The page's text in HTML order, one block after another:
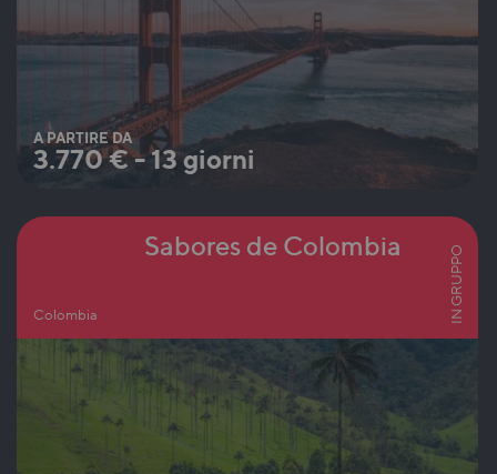
A PARTIRE DA
3.770€-13 giorni
Colombia
Sabores de Colombia IN GRUPPO